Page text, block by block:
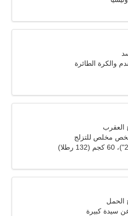
والكرة الطائرة
مخلص للتزلج
سيدة كبيرة